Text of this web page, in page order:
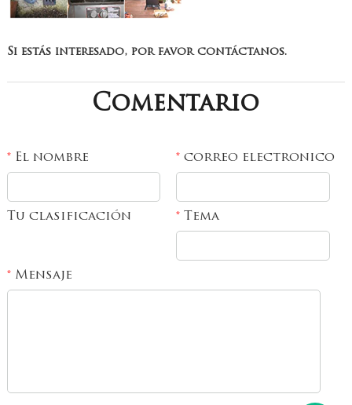
Si estás interesado, por favor contáctanos.
Comentario
*El nombre *correo electronico
Tu clasificación *Tema
*Mensaje